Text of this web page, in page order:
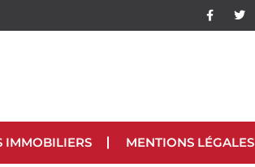
IMMOBILIERS MENTIONS LÉGALES